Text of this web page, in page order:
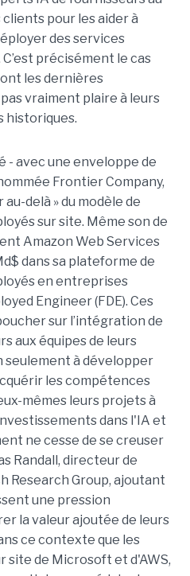
pour les aider à
des services
précisément le cas
les dernières
vraiment plaire à leurs
historiques.
- avec une enveloppe de
Frontier Company,
au-delà » du modèle de
sur site. Même son de
Amazon Web Services
dans sa plateforme de
en entreprises
Engineer (FDE). Ces
sur l’intégration de
aux équipes de leurs
seulement à développer
les compétences
mêmes leurs projets à
dans l'IA et
ne cesse de se creuser
Randall, directeur de
Research Group, ajoutant
une pression
la valeur ajoutée de leurs
ce contexte que les
site de Microsoft et d'AWS,